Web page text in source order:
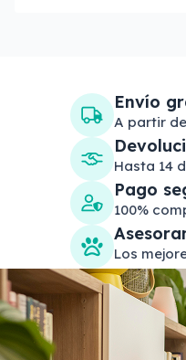
Envío
A partir
Hasta 14
Pago
100%
Los